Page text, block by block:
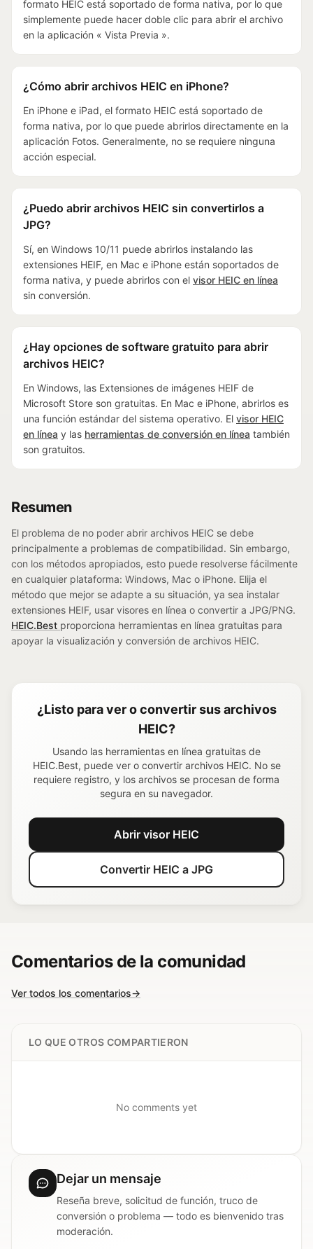
formato HEIC está soportado de forma nativa, por lo que
simplemente puede hacer doble clic para abrir el archivo
en la aplicación « Vista Previa ».
¿Cómo abrir archivos HEIC en iPhone?
En iPhone e iPad, el formato HEIC está soportado de
forma nativa, por lo que puede abrirlos directamente en la
aplicación Fotos. Generalmente, no se requiere ninguna
acción especial.
¿Puedo abrir archivos HEIC sin convertirlos a
JPG?
Sí, en Windows 10/11 puede abrirlos instalando las
extensiones HEIF, en Mac e iPhone están soportados de
forma nativa, y puede abrirlos con el visor HEIC en línea
sin conversión.
¿Hay opciones de software gratuito para abrir
archivos HEIC?
En Windows, las Extensiones de imágenes HEIF de
Microsoft Store son gratuitas. En Mac e iPhone, abrirlos es
una función estándar del sistema operativo. El visor HEIC
en línea y las herramientas de conversión en línea también
son gratuitos.
Resumen
El problema de no poder abrir archivos HEIC se debe
principalmente a problemas de compatibilidad. Sin embargo,
con los métodos apropiados, esto puede resolverse fácilmente
en cualquier plataforma: Windows, Mac o iPhone. Elija el
método que mejor se adapte a su situación, ya sea instalar
extensiones HEIF, usar visores en línea o convertir a JPG/PNG.
HEIC.Best proporciona herramientas en línea gratuitas para
apoyar la visualización y conversión de archivos HEIC.
¿Listo para ver o convertir sus archivos
HEIC?
Usando las herramientas en línea gratuitas de
HEIC.Best, puede ver o convertir archivos HEIC. No se
requiere registro, y los archivos se procesan de forma
segura en su navegador.
Abrir visor HEIC
Convertir HEIC a JPG
Comentarios de la comunidad
Ver todos los comentarios→
LO QUE OTROS COMPARTIERON
No comments yet
Dejar un mensaje
Reseña breve, solicitud de función, truco de
conversión o problema — todo es bienvenido tras
moderación.